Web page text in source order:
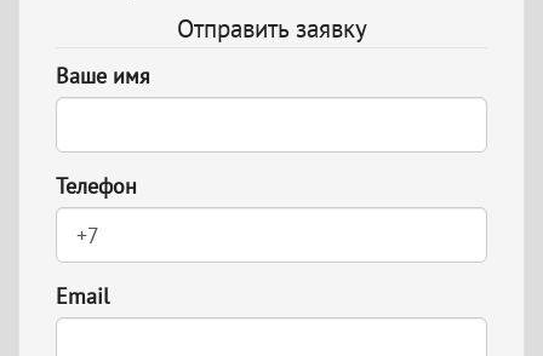
Отправить заявку
Ваше имя
Телефон
Email